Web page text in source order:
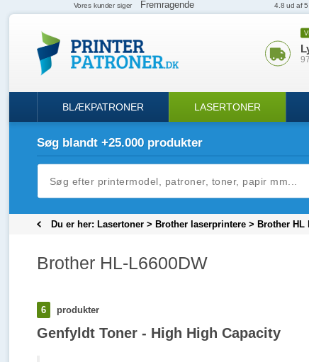
BLÆKPATRONER LASERTONER
Søg blandt +25.000 produkter
Du er her: Lasertoner> Brother laserprintere> Brother HL
Brother HL-L6600DW
6 produkter
Genfyldt Toner - High High Capacity